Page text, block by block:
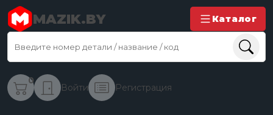
MAZIK.BY Каталог
0
Войти Регистрация